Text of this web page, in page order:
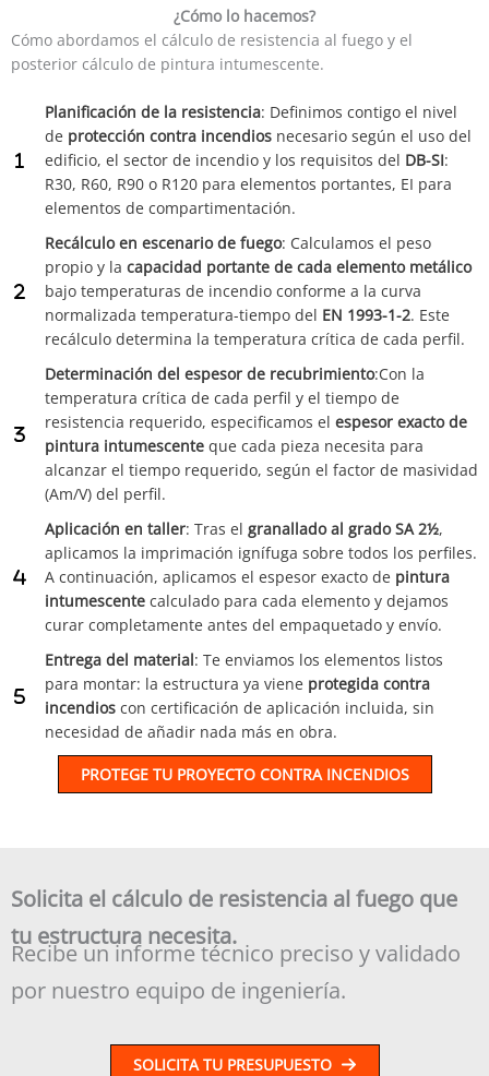
¿Cómo lo hacemos?
Cómo abordamos el cálculo de resistencia al fuego y el
posterior cálculo de pintura intumescente.
Planificación de la resistencia: Definimos contigo el nivel
de protección contra incendios necesario según el uso del
edificio, el sector de incendio y los requisitos del DB-SI:
R30, R60, R90 o R120 para elementos portantes, EI para
elementos de compartimentación.
Recálculo en escenario de fuego: Calculamos el peso
propio y la capacidad portante de cada elemento metálico
bajo temperaturas de incendio conforme a la curva
normalizada temperatura-tiempo del EN 1993-1-2. Este
recálculo determina la temperatura crítica de cada perfil.
Determinación del espesor de recubrimiento:Con la
temperatura crítica de cada perfil y el tiempo de
resistencia requerido, especificamos el espesor exacto de
pintura intumescente que cada pieza necesita para
alcanzar el tiempo requerido, según el factor de masividad
(Am/V) del perfil.
Aplicación en taller: Tras el granallado al grado SA 2½,
aplicamos la imprimación ignífuga sobre todos los perfiles.
A continuación, aplicamos el espesor exacto de pintura
intumescente calculado para cada elemento y dejamos
curar completamente antes del empaquetado y envío.
Entrega del material: Te enviamos los elementos listos
para montar: la estructura ya viene protegida contra
incendios con certificación de aplicación incluida, sin
necesidad de añadir nada más en obra.
PROTEGE TU PROYECTO CONTRA INCENDIOS
Solicita el cálculo de resistencia al fuego que
tu estructura necesita.
Recibe un informe técnico preciso y validado
por nuestro equipo de ingeniería.
SOLICITA TU PRESUPUESTO